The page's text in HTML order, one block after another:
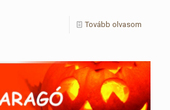
Tovább olvasom